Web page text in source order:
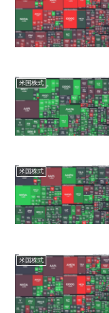
米国株式
米国株式
米国株式